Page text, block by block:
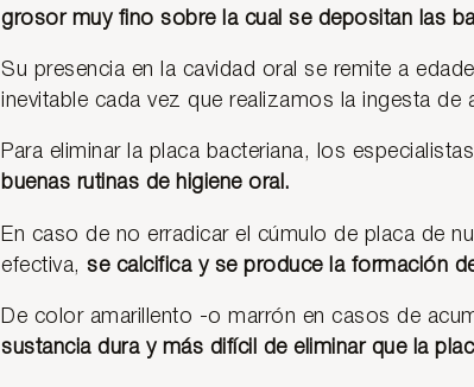
grosor muy fino sobre la cual se depositan las
Su presencia en la cavidad oral se remite a
inevitable cada vez que realizamos la ingesta de
Para eliminar la placa bacteriana, los
buenas rutinas de higiene oral.
En caso de no erradicar el cúmulo de placa de
efectiva,se calcifica y se produce la formación
De color amarillento -o marrón en casos de
sustancia dura y más difícil de eliminar que la